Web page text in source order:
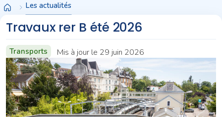
Les actualités
Travaux rer B été 2026
Transports Mis à jour le 29 juin 2026
Panneau de gestion des cookies